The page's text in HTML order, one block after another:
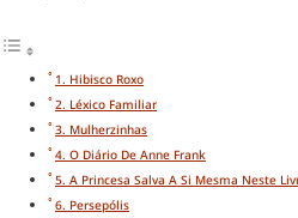
1. Hibisco Roxo
2. Léxico Familiar
3. Mulherzinhas
4. O Diário De Anne Frank
5. A Princesa Salva A Si Mesma Neste
6. Persepólis